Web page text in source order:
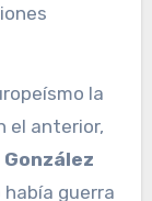
la
el anterior,
guerra